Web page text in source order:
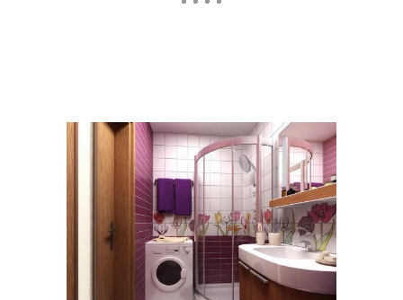
Стиль в хрущевке
Комната в
скандинавском стиле
Машинка в хрущевке
Мебели в
прямоугольной комнате